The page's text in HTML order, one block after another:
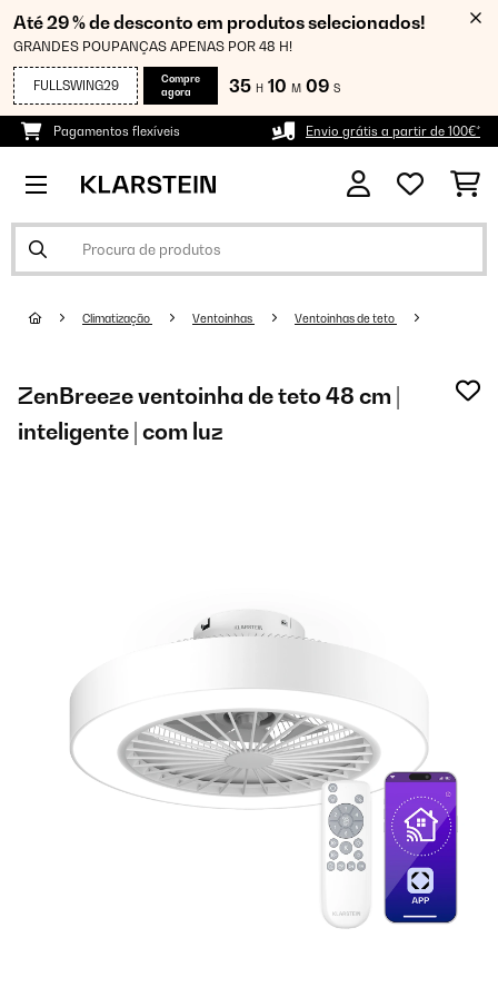
Até 29 % de desconto em produtos selecionados!
GRANDES POUPANÇAS APENAS POR 48 H!
FULLSWING29
Compre
agora
35 H 10 M 09 S
Pagamentos flexíveis Envio grátis a partir de 100€*
Climatização Ventoinhas Ventoinhas de teto
ZenBreeze ventoinha de teto 48 cm |
inteligente | com luz